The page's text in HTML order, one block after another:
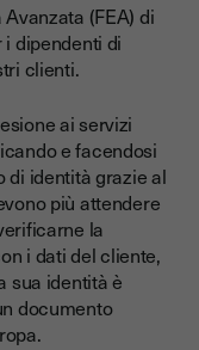
(FEA) di
dipendenti di
clienti.
ai servizi
e facendosi
di identità grazie al
più attendere
la
i dati del cliente,
sua identità è
documento